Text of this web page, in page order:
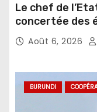
Le chef de
concertée des
Août 6, 2026
BURUNDI